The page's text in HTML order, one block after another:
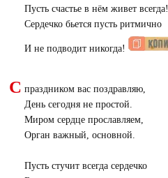
Пусть счастье в нём живет всегда!
Сердечко бьется пусть ритмично
И не подводит никогда!
С праздником вас поздравляю,
День сегодня не простой.
Миром сердце прославляем,
Орган важный, основной.
Пусть стучит всегда сердечко